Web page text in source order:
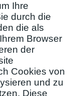
Ihre
durch die
die als
Browser
der
Cookies von
und zu
Diese